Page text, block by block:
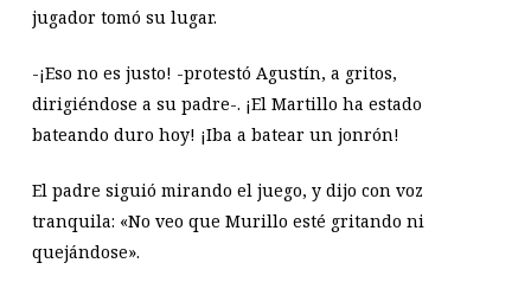
jugador tomó su lugar.
-¡Eso no es justo! -protestó Agustín, a gritos,
dirigiéndose a su padre-. ¡El Martillo ha estado
bateando duro hoy! ¡Iba a batear un jonrón!
El padre siguió mirando el juego, y dijo con voz
tranquila: «No veo que Murillo esté gritando ni
quejándose».